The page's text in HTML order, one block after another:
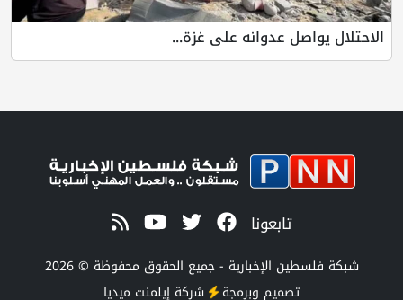
الاحتلال يواصل عدوانه على غزة...
تابعونا
شبكة فلسطين الإخبارية - جميع الحقوق محفوظة © 2026
تصميم وبرمجة شركة إيلمنت ميديا